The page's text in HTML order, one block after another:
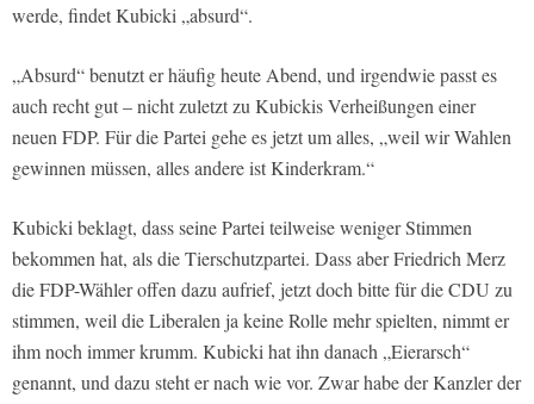
werde, findet Kubicki „absurd“.
„Absurd“ benutzt er häufig heute Abend, und irgendwie passt es
auch recht gut – nicht zuletzt zu Kubickis Verheißungen einer
neuen FDP. Für die Partei gehe es jetzt um alles, „weil wir Wahlen
gewinnen müssen, alles andere ist Kinderkram.“
Kubicki beklagt, dass seine Partei teilweise weniger Stimmen
bekommen hat, als die Tierschutzpartei. Dass aber Friedrich Merz
die FDP-Wähler offen dazu aufrief, jetzt doch bitte für die CDU zu
stimmen, weil die Liberalen ja keine Rolle mehr spielten, nimmt er
ihm noch immer krumm. Kubicki hat ihn danach „Eierarsch“
genannt, und dazu steht er nach wie vor. Zwar habe der Kanzler der